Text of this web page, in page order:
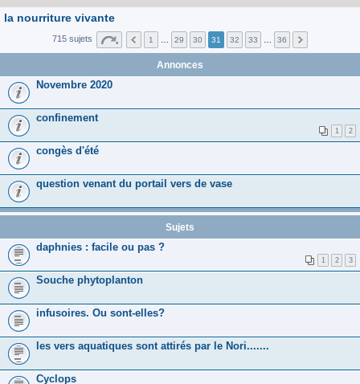
la nourriture vivante
715 sujets 1 29 30 31 32 33 36
Annonces
Novembre 2020
confinement
1 2
congès d'été
question venant du portail vers de vase
Sujets
daphnies : facile ou pas ?
1 2 3
Souche phytoplanton
infusoires. Ou sont-elles?
les vers aquatiques sont attirés par le Nori.......
Cyclops